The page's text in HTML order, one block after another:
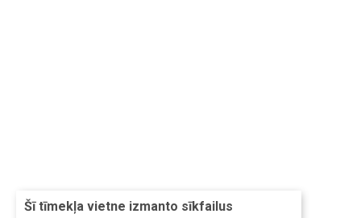
Šī tīmekļa vietne izmanto sīkfailus